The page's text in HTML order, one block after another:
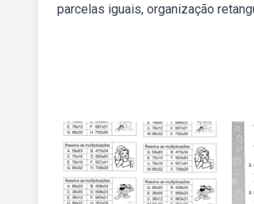
parcelas iguais, organização